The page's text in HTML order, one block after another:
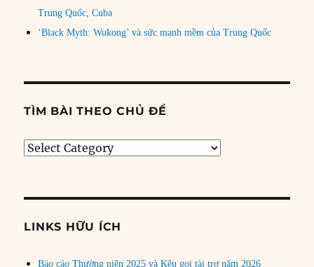
Trung Quốc, Cuba
‘Black Myth: Wukong’ và sức mạnh mềm của Trung Quốc
TÌM BÀI THEO CHỦ ĐỀ
Tìm
đề
LINKS HỮU ÍCH
Báo cáo Thường niên 2025 và Kêu gọi tài trợ năm 2026